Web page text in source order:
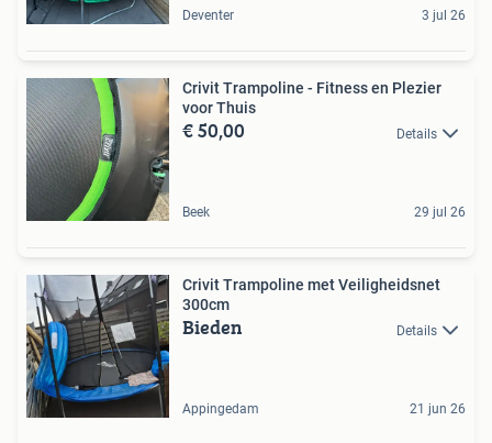
Deventer 3 jul 26
Crivit Trampoline - Fitness en Plezier
voor Thuis
€ 50,00 Details
Beek 29 jul 26
Crivit Trampoline met Veiligheidsnet
300cm
Bieden Details
Appingedam 21 jun 26